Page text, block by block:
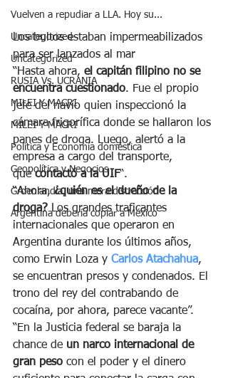
Vuelven a repudiar a LLA. Hoy su...
Uncategorized
Uncategorized
RUSIA Vs. UCRANIA
MILEI Y MACRI
MILEI Y MACRI
Política y Economía doméstica
Geopolítica y Negocios
Groenlandia, una mera distracción
Argentina debería copiar a México
Los bultos estaban impermeabilizados
para ser lanzados al mar
“Hasta ahora, el capitán filipino no se
encuentra cuestionado. Fue el propio
jefe del navío quien inspeccionó la
cámara frigorífica donde se hallaron los
panes de droga. Luego, alertó a la
empresa a cargo del transporte,
que contactó a la UIF“.
“Ahora, ¿quién es el dueño de la
droga? Los grandes traficantes
internacionales que operaron en
Argentina durante los últimos años,
como Erwin Loza y Carlos Atachahua,
se encuentran presos y condenados. El
trono del rey del contrabando de
cocaína, por ahora, parece vacante”.
“En la Justicia federal se baraja la
chance de un narco internacional de
gran peso con el poder y el dinero